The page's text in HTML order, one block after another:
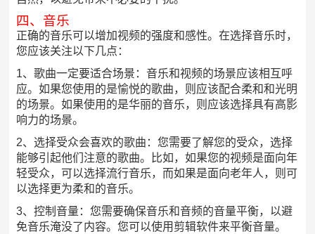
四、音乐
正确的音乐可以增加视频的强度和感性。在选择音乐时，
您应该关注以下几点：
1、歌曲一定要适合场景：音乐和视频的场景应该相互呼
应。如果您使用的是愉悦的歌曲，则应该配合柔和和光明
的场景。如果使用的是华丽的音乐，则应该选择具有高影
响力的场景。
2、选择受众会喜欢的歌曲：您需要了解您的受众，选择
能够引起他们注意的歌曲。比如，如果您的视频是面向年
轻受众，可以选择流行音乐，而如果是面向老年人，则可
以选择更为柔和的音乐。
3、控制音量：您需要确保音乐和音频的音量平衡，以避
免音乐淹没了内容。您可以使用剪辑软件来平衡音量。